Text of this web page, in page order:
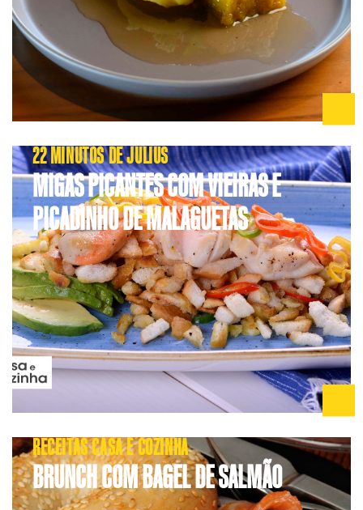
22 MINUTOS DE JULIUS
MIGAS PICANTES COM VIEIRAS E
PICADINHO DE MALAGUETAS
RECEITAS CASA E COZINHA
BRUNCH COM BAGEL DE SALMÃO